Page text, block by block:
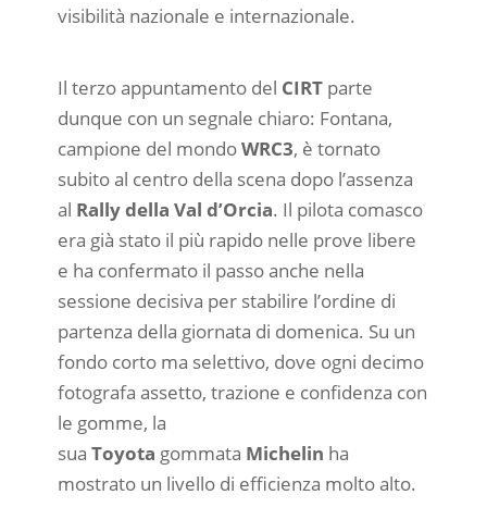
visibilità nazionale e internazionale.
Il terzo appuntamento del CIRTparte
dunque con un segnale chiaro: Fontana,
campione del mondoWRC3, è tornato
subito al centro della scena dopo l’assenza
al Rally della Val d’Orcia. Il pilota comasco
era già stato il più rapido nelle prove libere
e ha confermato il passo anche nella
sessione decisiva per stabilire l’ordine di
partenza della giornata di domenica. Su un
fondo corto ma selettivo, dove ogni decimo
fotografa assetto, trazione e confidenza con
le gomme, la
sua Toyota gommata Michelin ha
mostrato un livello di efficienza molto alto.